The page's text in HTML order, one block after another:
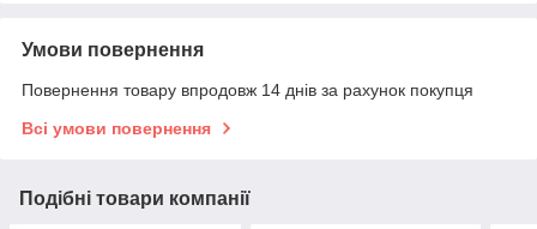
Умови повернення
Повернення товару впродовж 14 днів за рахунок покупця
Всі умови повернення
Подібні товари компанії